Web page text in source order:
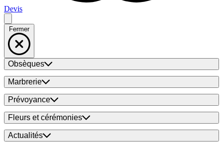
Devis
Fermer
Obsèques
Marbrerie
Prévoyance
Fleurs et cérémonies
Actualités